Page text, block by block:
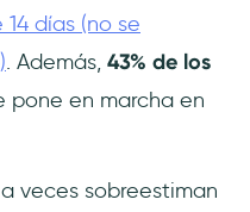
días (no se
. Además, 43% de los
pone en marcha en
veces sobreestiman